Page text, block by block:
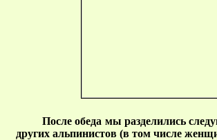
После обеда мы разделились
других альпинистов (в том числе